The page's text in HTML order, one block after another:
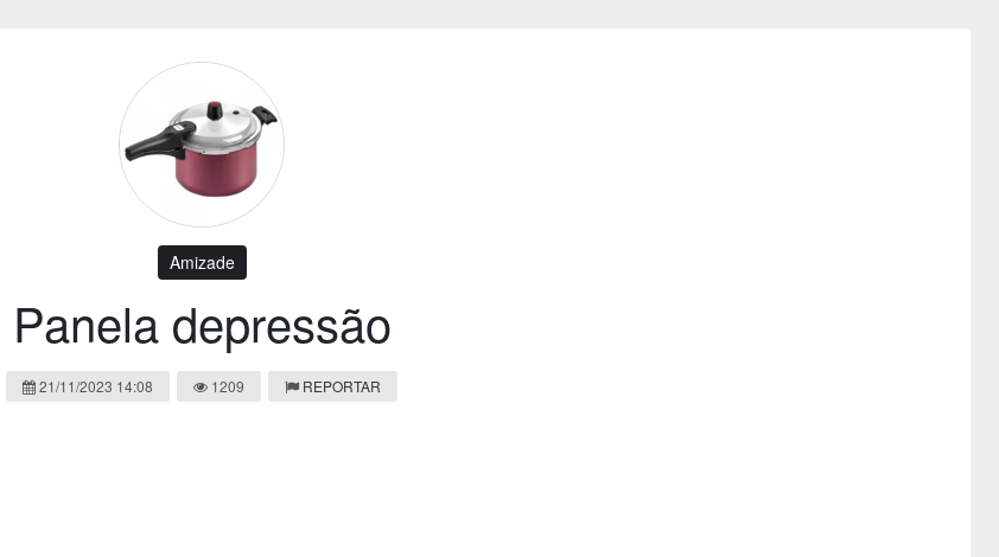
Amizade
Panela depressão
21/11/2023 14:08 1209 REPORTAR